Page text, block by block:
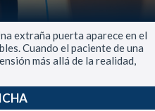
extraña puerta aparece en el
Cuando el paciente de una
más allá de la realidad,